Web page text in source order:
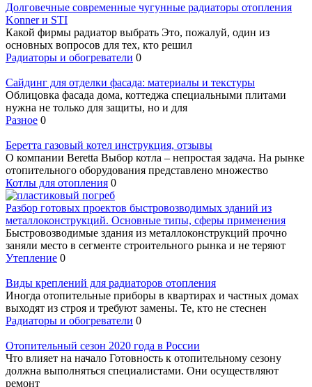
Долговечные современные чугунные радиаторы отопления
Konner и STI
Какой фирмы радиатор выбрать Это, пожалуй, один из
основных вопросов для тех, кто решил
Радиаторы и обогреватели 0
Сайдинг для отделки фасада: материалы и текстуры
Облицовка фасада дома, коттеджа специальными плитами
нужна не только для защиты, но и для
Разное 0
Беретта газовый котел инструкция, отзывы
О компании Beretta Выбор котла – непростая задача. На рынке
отопительного оборудования представлено множество
Котлы для отопления 0
Разбор готовых проектов быстровозводимых зданий из
металлоконструкций. Основные типы, сферы применения
Быстровозводимые здания из металлоконструкций прочно
заняли место в сегменте строительного рынка и не теряют
Утепление 0
Виды креплений для радиаторов отопления
Иногда отопительные приборы в квартирах и частных домах
выходят из строя и требуют замены. Те, кто не стеснен
Радиаторы и обогреватели 0
Отопительный сезон 2020 года в России
Что влияет на начало Готовность к отопительному сезону
должна выполняться специалистами. Они осуществляют
ремонт